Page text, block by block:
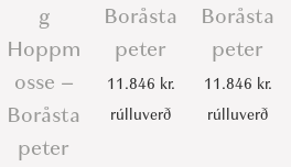
g
Hoppm
osse –
Boråsta
peter
Boråsta
peter
11.846 kr.
rúlluverð
Boråsta
peter
11.846 kr.
rúlluverð